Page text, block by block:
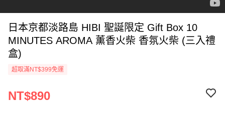
日本京都淡路島 HIBI 聖誕限定 Gift Box 10
MINUTES AROMA 薰香火柴 香氛火柴 (三入禮
盒)
超取滿NT$399免運
NT$890